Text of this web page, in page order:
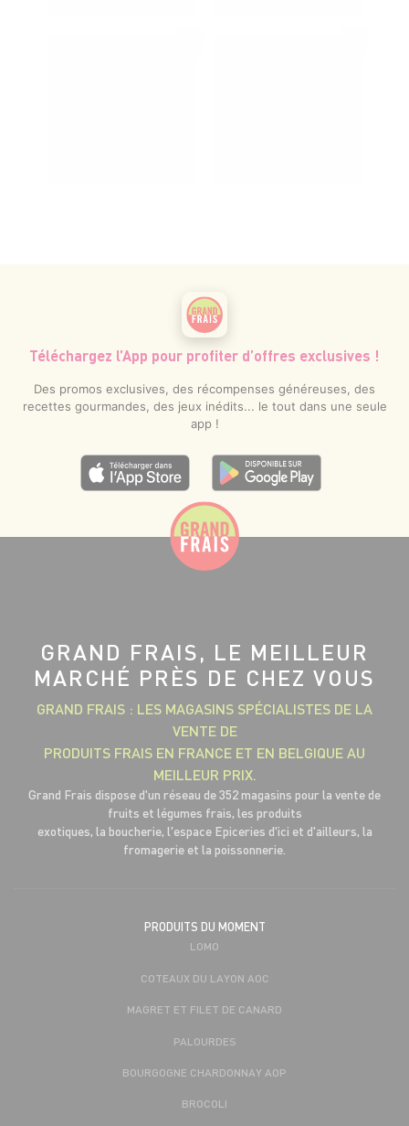
Téléchargez l’App pour profiter d’offres exclusives !
Des promos exclusives, des récompenses généreuses, des
recettes gourmandes, des jeux inédits... le tout dans une seule
app !
GRAND FRAIS, LE MEILLEUR
MARCHÉ PRÈS DE CHEZ VOUS
GRAND FRAIS : LES MAGASINS SPÉCIALISTES DE LA
VENTE DE
PRODUITS FRAIS EN FRANCE ET EN BELGIQUE AU
MEILLEUR PRIX.
Grand Frais dispose d'un réseau de 352 magasins pour la vente de
fruits et légumes frais, les produits
exotiques, la boucherie, l'espace Epiceries d'ici et d'ailleurs, la
fromagerie et la poissonnerie.
PRODUITS DU MOMENT
LOMO
COTEAUX DU LAYON AOC
MAGRET ET FILET DE CANARD
PALOURDES
BOURGOGNE CHARDONNAY AOP
BROCOLI